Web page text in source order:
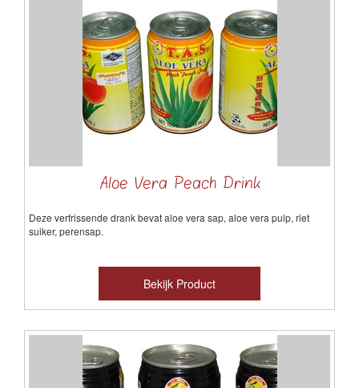
Aloe Vera Peach Drink
Deze verfrissende drank bevat aloe vera sap, aloe vera pulp, riet
suiker, perensap.
Bekijk Product